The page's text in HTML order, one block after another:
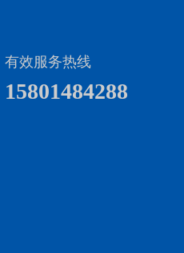
有效服务热线
15801484288